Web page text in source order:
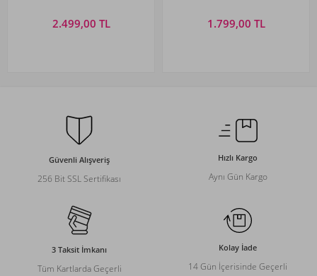
2.499,00 TL
Eşofman Altı 24700 Haki
1.799,00 TL
Güvenli Alışveriş
256 Bit SSL Sertifikası
Hızlı Kargo
Aynı Gün Kargo
3 Taksit İmkanı
Tüm Kartlarda Geçerli
Kolay İade
14 Gün İçerisinde Geçerli